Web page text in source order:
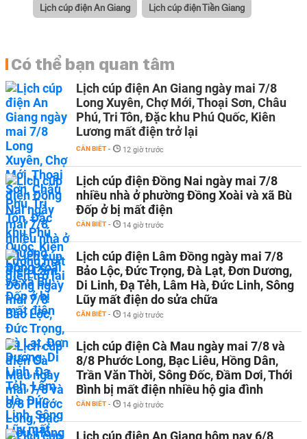
Lịch cúp điện An Giang Lịch cúp điện Tiền Giang
Có thể bạn quan tâm
Lịch cúp điện An Giang ngày mai 7/8
Long Xuyên, Chợ Mới, Thoại Sơn, Châu
Phú, Tri Tôn, Đặc khu Phú Quốc, Kiên
Lương mất điện trở lại
CẦN BIẾT - 12 giờ trước
Lịch cúp điện Đồng Nai ngày mai 7/8
nhiều nhà ở phường Đồng Xoài và xã Bù
Đốp ở bị mất điện
CẦN BIẾT - 14 giờ trước
Lịch cúp điện Lâm Đồng ngày mai 7/8
Bảo Lộc, Đức Trọng, Đà Lạt, Đơn Dương,
Di Linh, Đạ Tẻh, Lâm Hà, Đức Linh, Sông
Lũy mất điện do sửa chữa
CẦN BIẾT - 14 giờ trước
Lịch cúp điện Cà Mau ngày mai 7/8 và
8/8 Phước Long, Bạc Liêu, Hồng Dân,
Trần Văn Thời, Sông Đốc, Đầm Dơi, Thới
Bình bị mất điện nhiều hộ gia đình
CẦN BIẾT - 14 giờ trước
Lịch cúp điện An Giang hôm nay 6/8